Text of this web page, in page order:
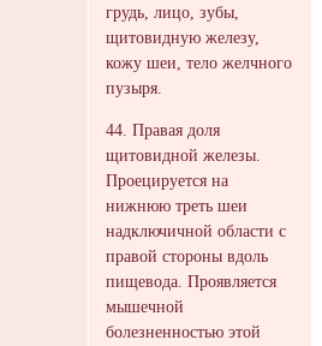
грудь, лицо, зубы,
щитовидную железу,
кожу шеи, тело желчного
пузыря.
44. Правая доля
щитовидной железы.
Проецируется на
нижнюю треть шеи
надключичной области с
правой стороны вдоль
пищевода. Проявляется
мышечной
болезненностью этой